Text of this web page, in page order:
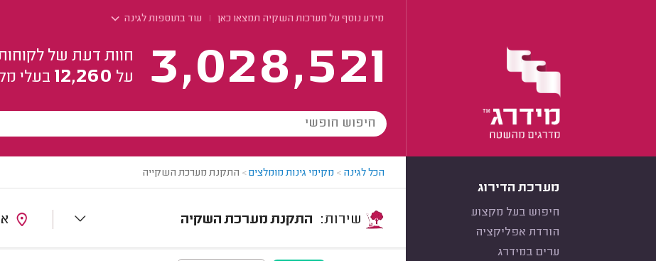
מידע נוסף על מערכות השקיה תמצאו כאן עוד בתוספות לגינה
3,028,521
חוות דעת של
על 12,260 בעלי
מערכת הדירוג
חיפוש בעל מקצוע
הורדת אפליקציה
ערים במידרג
הכל לגינה > מקימי גינות מומלצים> התקנת מערכת השקייה
התקנת מערכת השקיה